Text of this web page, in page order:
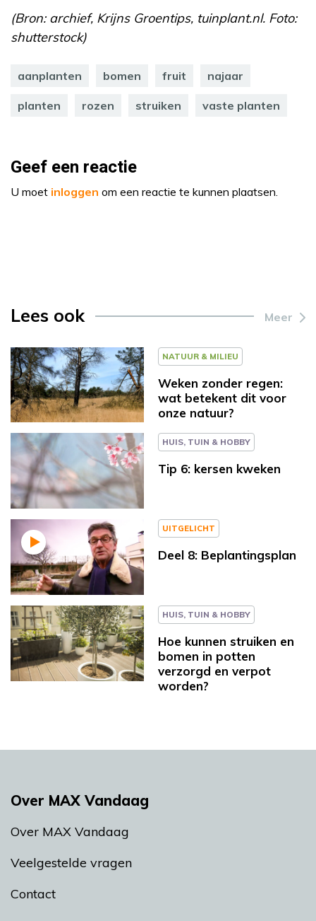
(Bron: archief, Krijns Groentips, tuinplant.nl. Foto:
shutterstock)
aanplanten bomen fruit najaar
planten rozen struiken vaste planten
Geef een reactie
U moet inloggen om een reactie te kunnen plaatsen.
Lees ook Meer
NATUUR & MILIEU
Weken zonder regen:
wat betekent dit voor
onze natuur?
HUIS, TUIN & HOBBY
Tip 6: kersen kweken
UITGELICHT
Deel 8: Beplantingsplan
HUIS, TUIN & HOBBY
Hoe kunnen struiken en
bomen in potten
verzorgd en verpot
worden?
Over MAX Vandaag
Over MAX Vandaag
Veelgestelde vragen
Contact